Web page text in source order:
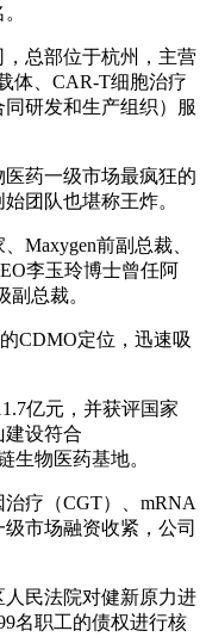
总部位于杭州，主营
体、CAR-T细胞治疗
研发和生产组织）服
药一级市场最疯狂的
团队也堪称王炸。
Maxygen前副总裁、
李玉玲博士曾任阿
副总裁。
CDMO定位，迅速吸
亿元，并获评国家
建设符合
生物医药基地。
疗（CGT）、mRNA
市场融资收紧，公司
人民法院对健新原力进
名职工的债权进行核